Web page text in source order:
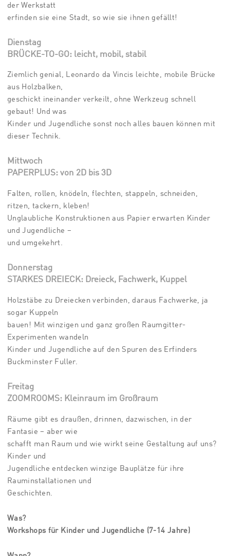
der Werkstatt
erfinden sie eine Stadt, so wie sie ihnen gefällt!
Dienstag
BRÜCKE-TO-GO: leicht, mobil, stabil
Ziemlich genial, Leonardo da Vincis leichte, mobile Brücke
aus Holzbalken,
geschickt ineinander verkeilt, ohne Werkzeug schnell
gebaut! Und was
Kinder und Jugendliche sonst noch alles bauen können mit
dieser Technik.
Mittwoch
PAPERPLUS: von 2D bis 3D
Falten, rollen, knödeln, flechten, stappeln, schneiden,
ritzen, tackern, kleben!
Unglaubliche Konstruktionen aus Papier erwarten Kinder
und Jugendliche –
und umgekehrt.
Donnerstag
STARKES DREIECK: Dreieck, Fachwerk, Kuppel
Holzstäbe zu Dreiecken verbinden, daraus Fachwerke, ja
sogar Kuppeln
bauen! Mit winzigen und ganz großen Raumgitter-
Experimenten wandeln
Kinder und Jugendliche auf den Spuren des Erfinders
Buckminster Fuller.
Freitag
ZOOMROOMS: Kleinraum im Großraum
Räume gibt es draußen, drinnen, dazwischen, in der
Fantasie – aber wie
schafft man Raum und wie wirkt seine Gestaltung auf uns?
Kinder und
Jugendliche entdecken winzige Bauplätze für ihre
Rauminstallationen und
Geschichten.
Was?
Workshops für Kinder und Jugendliche (7-14 Jahre)